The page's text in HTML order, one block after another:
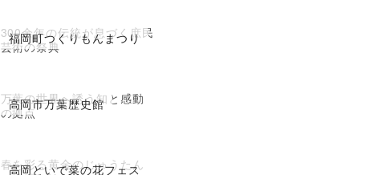
福岡町つくりもんまつり
300余年の伝統が息づく庶民
芸術の祭典
高岡市万葉歴史館
万葉の世界へ誘う知と感動
の拠点
高岡といで菜の花フェス
春を彩る黄金のじゅうたん